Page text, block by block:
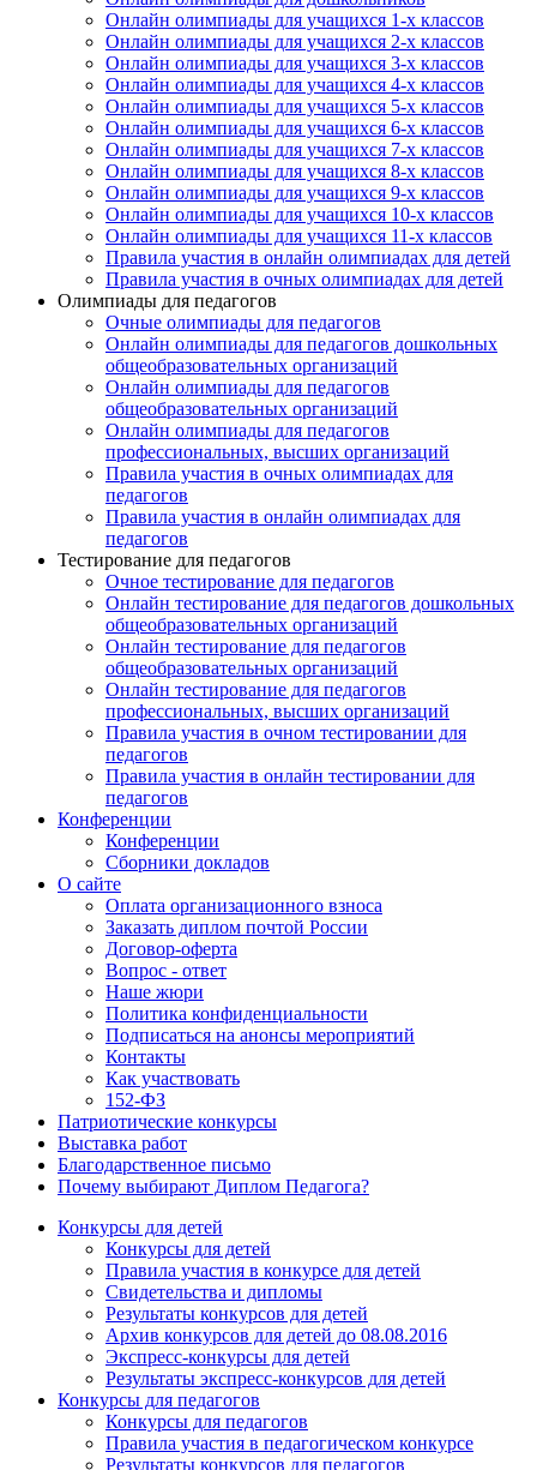
Онлайн олимпиады для учащихся 1-х классов
Онлайн олимпиады для учащихся 2-х классов
Онлайн олимпиады для учащихся 3-х классов
Онлайн олимпиады для учащихся 4-х классов
Онлайн олимпиады для учащихся 5-х классов
Онлайн олимпиады для учащихся 6-х классов
Онлайн олимпиады для учащихся 7-х классов
Онлайн олимпиады для учащихся 8-х классов
Онлайн олимпиады для учащихся 9-х классов
Онлайн олимпиады для учащихся 10-х классов
Онлайн олимпиады для учащихся 11-х классов
Правила участия в онлайн олимпиадах для детей
Правила участия в очных олимпиадах для детей
Олимпиады для педагогов
Очные олимпиады для педагогов
Онлайн олимпиады для педагогов дошкольных
общеобразовательных организаций
Онлайн олимпиады для педагогов
общеобразовательных организаций
Онлайн олимпиады для педагогов
профессиональных, высших организаций
Правила участия в очных олимпиадах для
педагогов
Правила участия в онлайн олимпиадах для
педагогов
Тестирование для педагогов
Очное тестирование для педагогов
Онлайн тестирование для педагогов дошкольных
общеобразовательных организаций
Онлайн тестирование для педагогов
общеобразовательных организаций
Онлайн тестирование для педагогов
профессиональных, высших организаций
Правила участия в очном тестировании для
педагогов
Правила участия в онлайн тестировании для
педагогов
Конференции
Конференции
Сборники докладов
О сайте
Оплата организационного взноса
Заказать диплом почтой России
Договор-оферта
Вопрос - ответ
Наше жюри
Политика конфиденциальности
Подписаться на анонсы мероприятий
Контакты
Как участвовать
152-ФЗ
Патриотические конкурсы
Выставка работ
Благодарственное письмо
Почему выбирают Диплом Педагога?
Конкурсы для детей
Конкурсы для детей
Правила участия в конкурсе для детей
Свидетельства и дипломы
Результаты конкурсов для детей
Архив конкурсов для детей до 08.08.2016
Экспресс-конкурсы для детей
Результаты экспресс-конкурсов для детей
Конкурсы для педагогов
Конкурсы для педагогов
Правила участия в педагогическом конкурсе
Результаты конкурсов для педагогов